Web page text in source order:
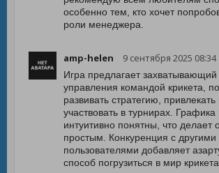
особенно тем, кто хочет
роли менеджера.
amp-helen 9 сентября 2025 08:34
Игра предлагает
управления командой крикета,
развивать стратегию, привлекать
участвовать в турнирах.
интуитивно понятны, что делает
простым. Конкуренция с другими
пользователями добавляет
способ погрузиться в мир